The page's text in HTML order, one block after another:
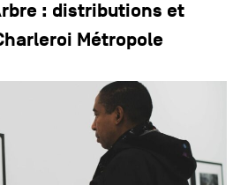
: distributions et
Métropole